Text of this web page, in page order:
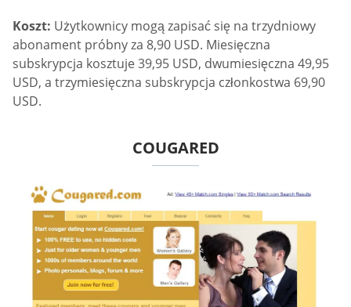
Koszt: Użytkownicy mogą zapisać się na trzydniowy
abonament próbny za 8,90 USD. Miesięczna
subskrypcja kosztuje 39,95 USD, dwumiesięczna 49,95
USD, a trzymiesięczna subskrypcja członkostwa 69,90
USD.
COUGARED